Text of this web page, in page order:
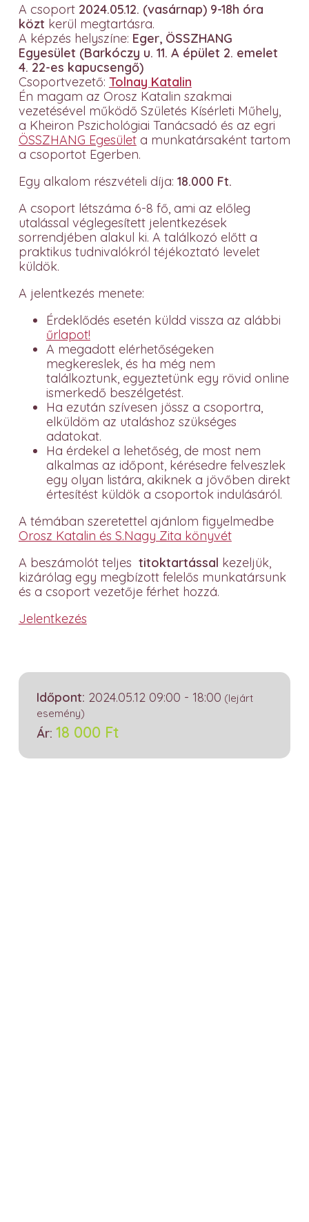
A csoport2024.05.12. (vasárnap) 9-18h óra
közt kerül megtartásra.
A képzés helyszíne: Eger, ÖSSZHANG
Egyesület (Barkóczy u. 11. A épület 2. emelet
4. 22-es kapucsengő)
Csoportvezető: Tolnay Katalin
Én magam az Orosz Katalin szakmai
vezetésével működő Születés Kísérleti Műhely,
a Kheiron Pszichológiai Tanácsadó és az egri
ÖSSZHANG Egesületa munkatársaként tartom
a csoportot Egerben.
Egy alkalom részvételi díja: 18.000 Ft.
A csoport létszáma 6-8 fő, ami az előleg
utalással véglegesített jelentkezések
sorrendjében alakul ki. A találkozó előtt a
praktikus tudnivalókról téjékoztató levelet
küldök.
A jelentkezés menete:
Érdeklődés esetén küldd vissza az alábbi
űrlapot!
A megadott elérhetőségeken
megkereslek, és ha még nem
találkoztunk, egyeztetünk egy rövid online
ismerkedő beszélgetést.
Ha ezután szívesen jössz a csoportra,
elküldöm az utaláshoz szükséges
adatokat.
Ha érdekel a lehetőség, de most nem
alkalmas az időpont, kérésedre felveszlek
egy olyan listára, akiknek a jövőben direkt
értesítést küldök a csoportok indulásáról.
A témában szeretettel ajánlom figyelmedbe
Orosz Katalin és S.Nagy Zita könyvét
A beszámolót teljes titoktartással kezeljük,
kizárólag egy megbízott felelős munkatársunk
és a csoport vezetője férhet hozzá.
Jelentkezés
Időpont: 2024.05.12 09:00 - 18:00 (lejárt
esemény)
Ár: 18 000 Ft